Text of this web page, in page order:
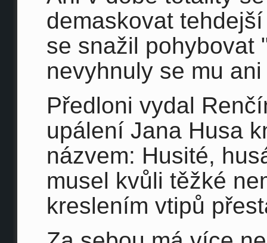
demaskovat
se snažil pohybovat
nevyhnuly se mu
Předloni vydal
upálení Jana Husa
názvem: Husité,
musel kvůli těžké
kreslením vtipů